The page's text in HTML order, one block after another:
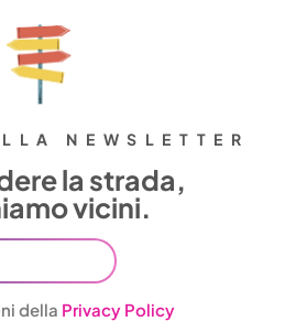
NEWSLETTER
la strada,
vicini.
dellaPrivacy Policy
newsletter e accetto